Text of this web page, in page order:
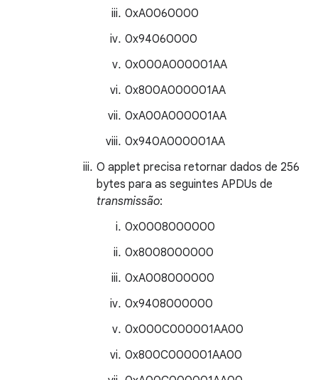
0xA0060000
0x94060000
0x000A000001AA
0x800A000001AA
0xA00A000001AA
0x940A000001AA
O applet precisa retornar dados de 256
bytes para as seguintes APDUs de
transmissão:
0x0008000000
0x8008000000
0xA008000000
0x9408000000
0x000C000001AA00
0x800C000001AA00